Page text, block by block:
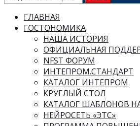
ГЛАВНАЯ
ГОСТОНОМИКА
НАША ИСТОРИЯ
ОФИЦИАЛЬНАЯ
NFST ФОРУМ
ИНТЕПРОМ.СТАНДАРТ
КАТАЛОГ ИНТЕПРОМ
КРУГЛЫЙ СТОЛ
КАТАЛОГ ШАБЛОНОВ
НЕЙРОСЕТЬ «ЭТС»